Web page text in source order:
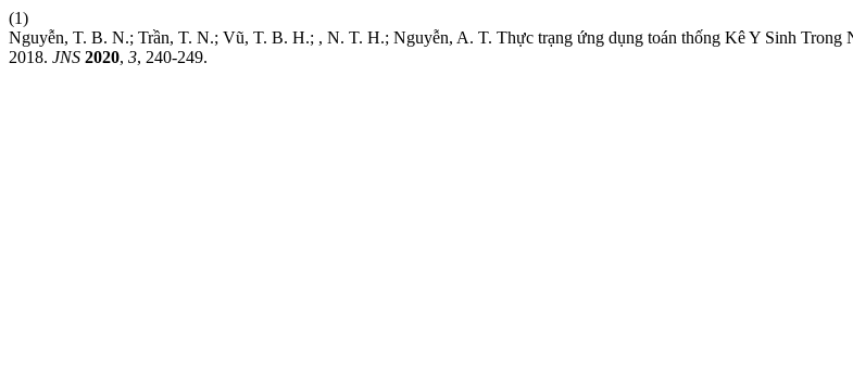
(1)
Nguyễn, T. B. N.; Trần, T. N.; Vũ, T. B. H.; , N. T. H.; Nguyễn, A. T. Thực trạng ứng dụng toán thống Kê Y Sinh
2018. JNS 2020, 3, 240-249.